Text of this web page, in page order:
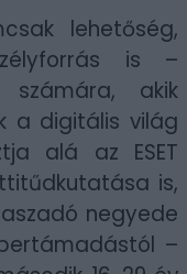
lehetőség,
is –
számára, akik
a digitális világ
alá az ESET
is,
negyede
–